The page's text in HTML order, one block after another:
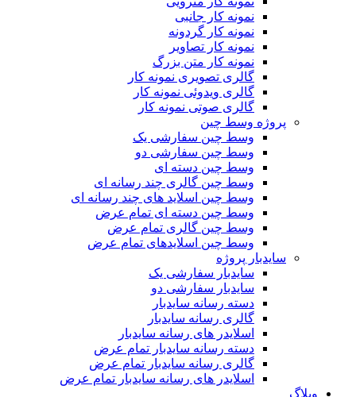
نمونه کار جانبی
نمونه کار گردونه
نمونه کار تصاویر
نمونه کار متن بزرگ
گالری تصویری نمونه کار
گالری ویدوئی نمونه کار
گالری صوتی نمونه کار
پروژه وسط چین
وسط چین سفارشی یک
وسط چین سفارشی دو
وسط چین دسته ای
وسط چین گالری چند رسانه ای
وسط چین اسلاید های چند رسانه ای
وسط چین دسته ای تمام عرض
وسط چین گالری تمام عرض
وسط چین اسلایدهای تمام عرض
سایدبار پروژه
سایدبار سفارشی یک
سایدبار سفارشی دو
دسته رسانه سایدبار
گالری رسانه سایدبار
اسلایدر های رسانه سایدبار
دسته رسانه سایدبار تمام عرض
گالری رسانه سایدبار تمام عرض
اسلایدر های رسانه سایدبار تمام عرض
وبلاگ